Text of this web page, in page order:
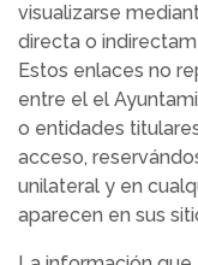
visualizarse
directa o
Estos enlaces no
entre el el
o entidades
acceso,
unilateral y en
aparecen en sus